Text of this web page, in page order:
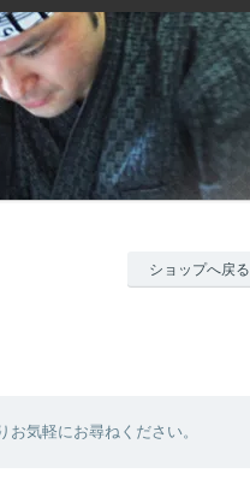
ショップへ戻る
気軽にお尋ねください。